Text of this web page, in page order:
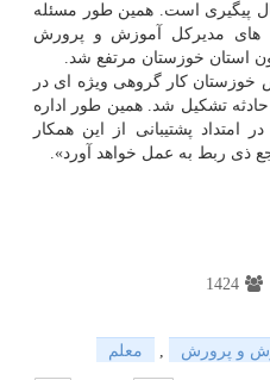
پیگیری است. همین طور مسئله
های مدیرکل آموزش و پرورش
استان خوزستان مرتفع شد.
کار گروهی ویژه ای در
حادثه تشکیل شد. همین طور اداره
پشتیبانی از این همکار
ذی ربط به عمل خواهد آورد».
1424
و پرورش , معلم